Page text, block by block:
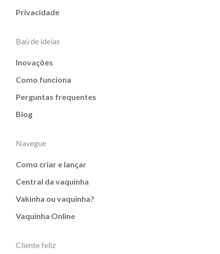
Privacidade
Baú de ideias
Inovações
Como funciona
Perguntas frequentes
Blog
Navegue
Como criar e lançar
Central da vaquinha
Vakinha ou vaquinha?
Vaquinha Online
Cliente feliz